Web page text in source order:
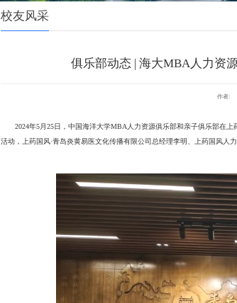
校友风采
俱乐部动态 | 海大MBA人力资
作者:
2024年5月25日，中国海洋大学MBA人力资源俱乐部和亲子俱乐部在
活动，上药国风·青岛炎黄易医文化传播有限公司总经理李明、上药国风人